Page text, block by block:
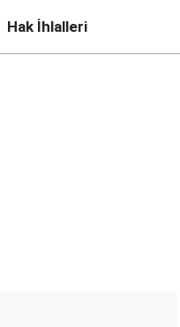
Hak İhlalleri